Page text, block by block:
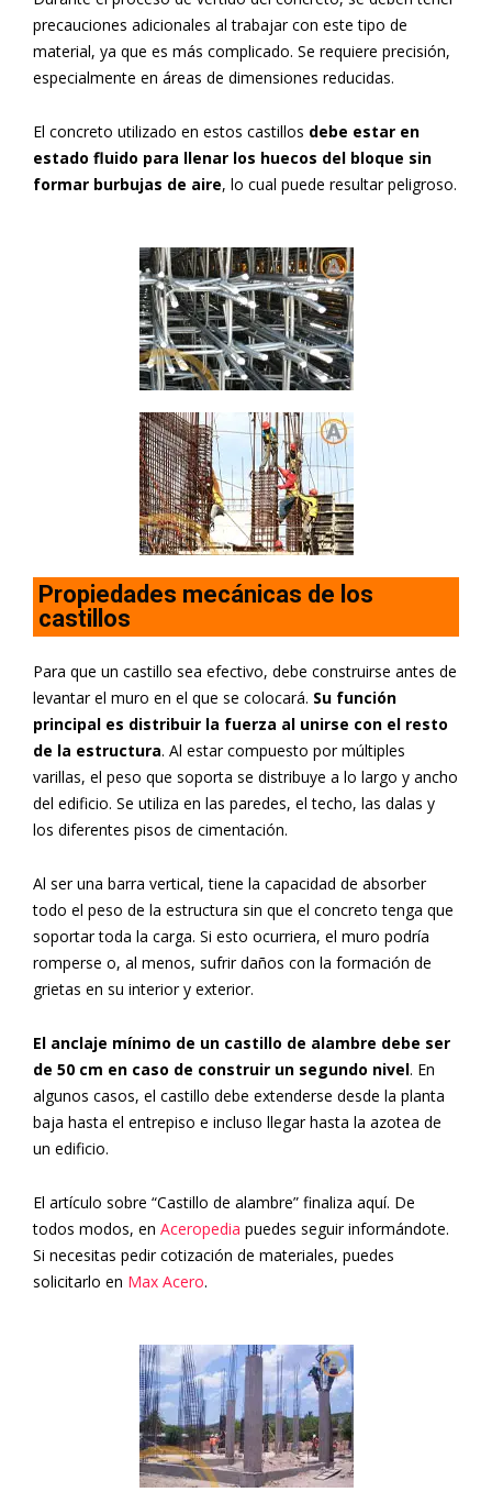
precauciones adicionales al trabajar con este tipo de
material, ya que es más complicado. Se requiere precisión,
especialmente en áreas de dimensiones reducidas.
El concreto utilizado en estos castillos debe estar en
estado fluido para llenar los huecos del bloque sin
formar burbujas de aire, lo cual puede resultar peligroso.
Propiedades mecánicas de los
castillos
Para que un castillo sea efectivo, debe construirse antes de
levantar el muro en el que se colocará. Su función
principal es distribuir la fuerza al unirse con el resto
de la estructura. Al estar compuesto por múltiples
varillas, el peso que soporta se distribuye a lo largo y ancho
del edificio. Se utiliza en las paredes, el techo, las dalas y
los diferentes pisos de cimentación.
Al ser una barra vertical, tiene la capacidad de absorber
todo el peso de la estructura sin que el concreto tenga que
soportar toda la carga. Si esto ocurriera, el muro podría
romperse o, al menos, sufrir daños con la formación de
grietas en su interior y exterior.
El anclaje mínimo de un castillo de alambre debe ser
de 50 cm en caso de construir un segundo nivel. En
algunos casos, el castillo debe extenderse desde la planta
baja hasta el entrepiso e incluso llegar hasta la azotea de
un edificio.
El artículo sobre “Castillo de alambre” finaliza aquí. De
todos modos, en Aceropedia puedes seguir informándote.
Si necesitas pedir cotización de materiales, puedes
solicitarlo en Max Acero.